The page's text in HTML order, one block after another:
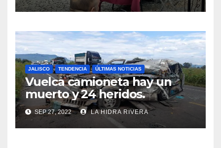
JALISCO TENDENCIA ÚLTIMAS NOTICIAS
Vuelca camioneta hay un
muerto y 24 heridos.
SEP 27, 2022 LA HIDRA RIVERA